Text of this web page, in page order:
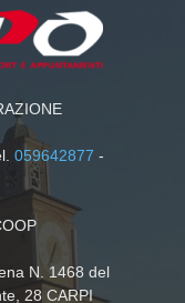
059642877 -
N. 1468 del
28 CARPI